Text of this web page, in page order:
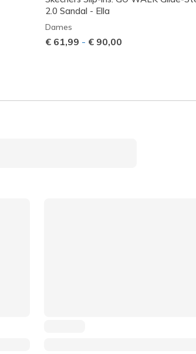
2.0 Sandal - Ella
Dames
€ 61,99 - € 90,00